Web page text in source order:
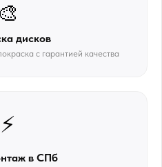
🎨
дисков
с гарантией качества
⚡
в СПб